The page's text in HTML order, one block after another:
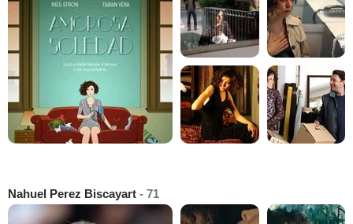
Nahuel Perez Biscayart - 71